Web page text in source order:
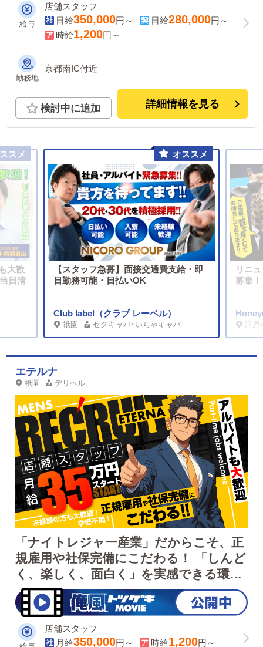
給与
店舗スタッフ
日給350,000円～ 日給280,000円～
時給1,200円～
勤務地
京都南IC付近
検討中に追加 詳細情報を見る
大歓
日清
【スタッフ急募】面接交通費支給・即
日勤務可能・日払いOK
Club label（クラブ レーベル）
祇園 セクキャバ･いちゃキャバ
リニ
募集
河原
エテルナ
祇園 デリヘル
「ナイトレジャー産業」だからこそ、正
規雇用や社保完備にこだわる！ 「しんど
く、楽しく、面白く」を実感できる環境
づくりの仲間になってください！
店舗スタッフ
月給350,000円～ 時給1,200円～